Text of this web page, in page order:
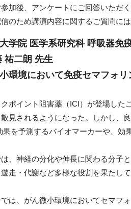
加後、アンケートにご回答いただく
のため講演内容に関するご質問に
学院 医学系研究科 呼吸器免
祐二朗 先生
小環境において免疫セマフォ
ポイント阻害薬（ICI）が登場した
見されるようになった。しかし、
果を予測するバイオマーカーや、
、神経の分化や伸長に関わる分子
走・代謝など多様な役割を果たし
は、がん微小環境においてセマフ